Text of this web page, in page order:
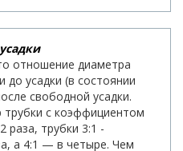
отношение диаметра
усадки (в состоянии
свободной усадки.
с коэффициентом
раза, трубки 3:1 -
а 4:1 — в четыре. Чем